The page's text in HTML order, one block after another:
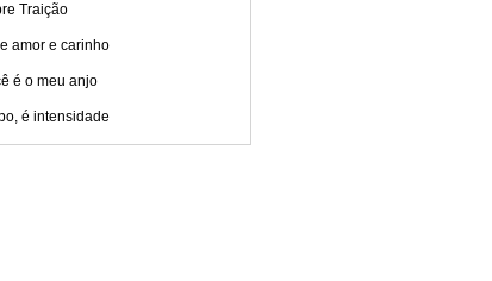
Traição
amor e carinho
é o meu anjo
é intensidade